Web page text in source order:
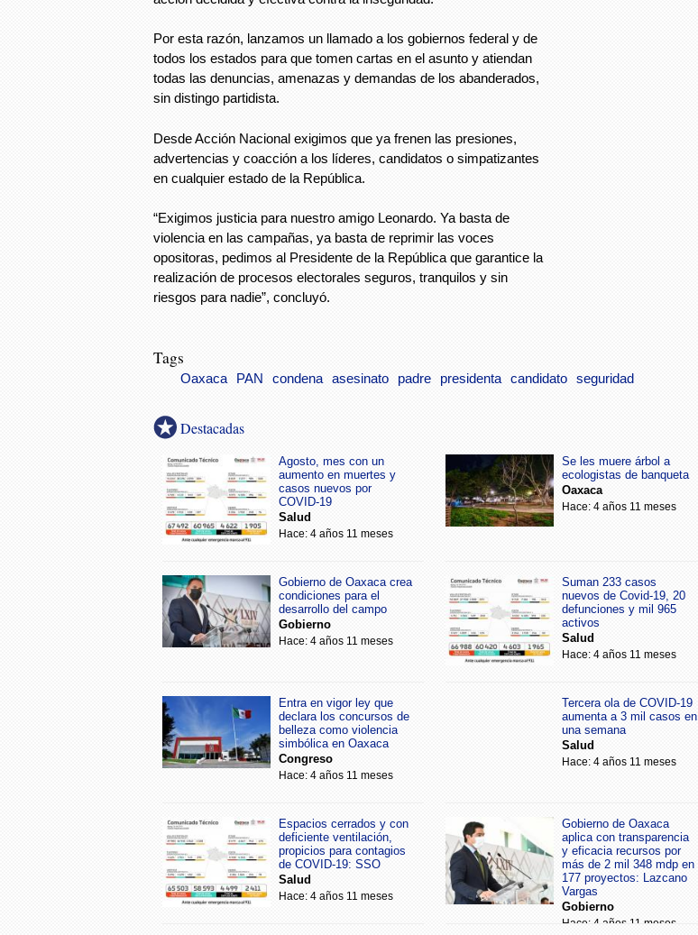
Por esta razón, lanzamos un llamado a los gobiernos federal y de
todos los estados para que tomen cartas en el asunto y atiendan
todas las denuncias, amenazas y demandas de los abanderados,
sin distingo partidista.
Desde Acción Nacional exigimos que ya frenen las presiones,
advertencias y coacción a los líderes, candidatos o simpatizantes
en cualquier estado de la República.
“Exigimos justicia para nuestro amigo Leonardo. Ya basta de
violencia en las campañas, ya basta de reprimir las voces
opositoras, pedimos al Presidente de la República que garantice la
realización de procesos electorales seguros, tranquilos y sin
riesgos para nadie”, concluyó.
Tags
Oaxaca PAN condena asesinato padre presidenta candidato seguridad
Destacadas
Agosto, mes con un
aumento en muertes y
casos nuevos por
COVID-19
Salud
Hace: 4 años 11 meses
Se les muere árbol a
ecologistas de banqueta
Oaxaca
Hace: 4 años 11 meses
Gobierno de Oaxaca crea
condiciones para el
desarrollo del campo
Gobierno
Hace: 4 años 11 meses
Suman 233 casos
nuevos de Covid-19, 20
defunciones y mil 965
activos
Salud
Hace: 4 años 11 meses
Entra en vigor ley que
declara los concursos de
belleza como violencia
simbólica en Oaxaca
Congreso
Hace: 4 años 11 meses
Tercera ola de COVID-19
aumenta a 3 mil casos en
una semana
Salud
Hace: 4 años 11 meses
Espacios cerrados y con
deficiente ventilación,
propicios para contagios
de COVID-19: SSO
Salud
Hace: 4 años 11 meses
Gobierno de Oaxaca
aplica con transparencia
y eficacia recursos por
más de 2 mil 348 mdp en
177 proyectos: Lazcano
Vargas
Gobierno
Hace: 4 años 11 meses